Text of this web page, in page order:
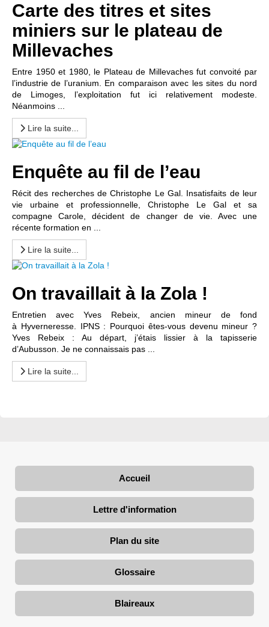
Carte des titres et sites
miniers sur le plateau de
Millevaches
Entre 1950 et 1980, le Plateau de Millevaches fut convoité par
l’industrie de l’uranium. En comparaison avec les sites du nord
de Limoges, l’exploitation fut ici relativement modeste.
Néanmoins ...
Lire la suite...
Enquête au fil de l’eau
Récit des recherches de Christophe Le Gal. Insatisfaits de leur
vie urbaine et professionnelle, Christophe Le Gal et sa
compagne Carole, décident de changer de vie. Avec une
récente formation en ...
Lire la suite...
On travaillait à la Zola !
Entretien avec Yves Rebeix, ancien mineur de fond
à Hyverneresse. IPNS : Pourquoi êtes-vous devenu mineur ?
Yves Rebeix : Au départ, j’étais lissier à la tapisserie
d’Aubusson. Je ne connaissais pas ...
Lire la suite...
Accueil
Lettre d'information
Plan du site
Glossaire
Blaireaux